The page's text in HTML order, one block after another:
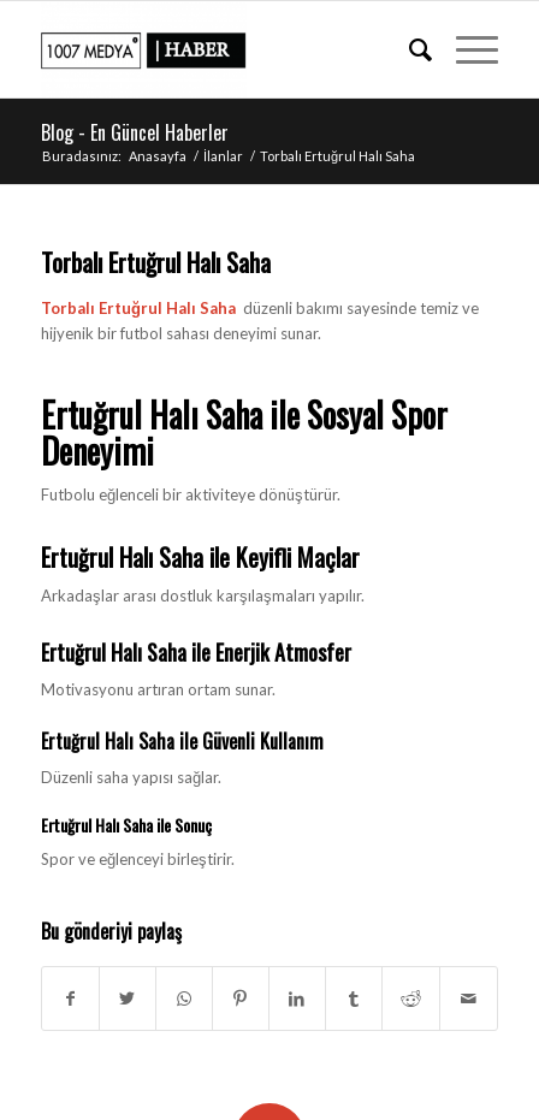
Blog - En Güncel Haberler
Buradasınız: Anasayfa / İlanlar / Torbalı Ertuğrul Halı Saha
Torbalı Ertuğrul Halı Saha
Torbalı Ertuğrul Halı Sahadüzenli bakımı sayesinde temiz ve
hijyenik bir futbol sahası deneyimi sunar.
Ertuğrul Halı Saha ile Sosyal Spor
Deneyimi
Futbolu eğlenceli bir aktiviteye dönüştürür.
Ertuğrul Halı Saha ile Keyifli Maçlar
Arkadaşlar arası dostluk karşılaşmaları yapılır.
Ertuğrul Halı Saha ile Enerjik Atmosfer
Motivasyonu artıran ortam sunar.
Ertuğrul Halı Saha ile Güvenli Kullanım
Düzenli saha yapısı sağlar.
Ertuğrul Halı Saha ile Sonuç
Spor ve eğlenceyi birleştirir.
Bu gönderiyi paylaş